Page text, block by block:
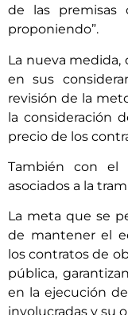
de las premisas
proponiendo”.
La nueva medida,
en sus
revisión de la
la consideración
precio de los
También con el
asociados a la
La meta que se
de mantener el
los contratos de
pública,
en la ejecución
involucradas y su